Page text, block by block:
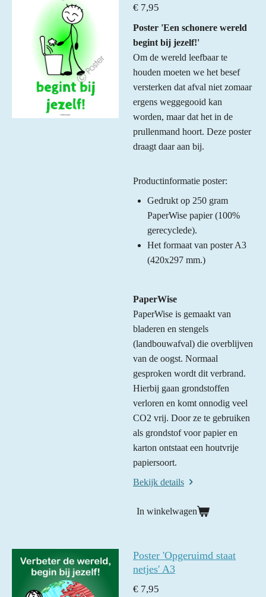
€ 7,95
Poster 'Een schonere wereld
begint bij jezelf!'
Om de wereld leefbaar te
houden moeten we het besef
versterken dat afval niet zomaar
ergens weggegooid kan
worden, maar dat het in de
prullenmand hoort. Deze poster
draagt daar aan bij.
Productinformatie poster:
Gedrukt op 250 gram
PaperWise papier (100%
gerecyclede).
Het formaat van poster A3
(420x297 mm.)
PaperWise
PaperWise is gemaakt van
bladeren en stengels
(landbouwafval) die overblijven
van de oogst. Normaal
gesproken wordt dit verbrand.
Hierbij gaan grondstoffen
verloren en komt onnodig veel
CO2 vrij. Door ze te gebruiken
als grondstof voor papier en
karton ontstaat een houtvrije
papiersoort.
Bekijk details
In winkelwagen
Poster 'Opgeruimd staat
netjes' A3
€ 7,95